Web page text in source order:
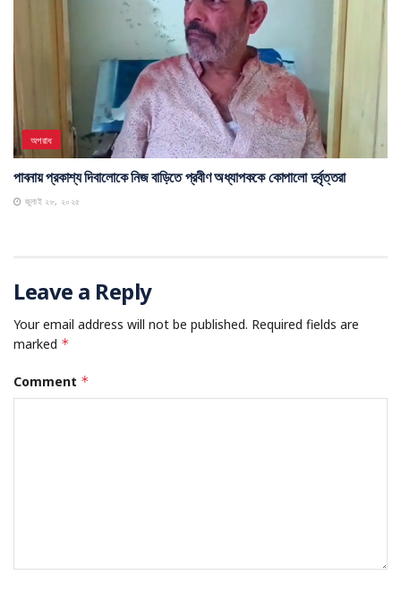
অপরাধ
পাবনায় প্রকাশ্য দিবালোকে নিজ বাড়িতে প্রবীণ অধ্যাপককে কোপালো দুর্বৃত্তরা
জুলাই ২৮, ২০২৫
Leave a Reply
Your email address will not be published. Required fields are
marked *
Comment *